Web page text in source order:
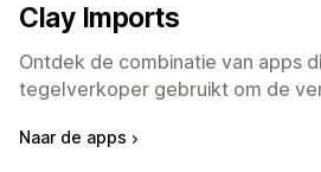
Clay Imports
Ontdek de combinatie van apps
tegelverkoper gebruikt om de
Naar de apps